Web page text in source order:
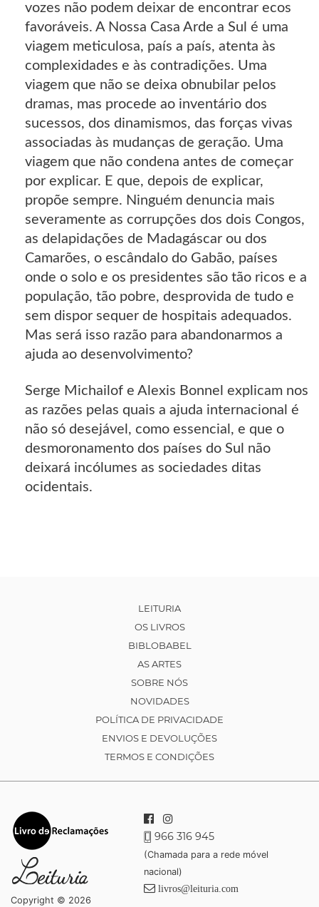
vozes não podem deixar de encontrar ecos
favoráveis. A Nossa Casa Arde a Sul é uma
viagem meticulosa, país a país, atenta às
complexidades e às contradições. Uma
viagem que não se deixa obnubilar pelos
dramas, mas procede ao inventário dos
sucessos, dos dinamismos, das forças vivas
associadas às mudanças de geração. Uma
viagem que não condena antes de começar
por explicar. E que, depois de explicar,
propõe sempre. Ninguém denuncia mais
severamente as corrupções dos dois Congos,
as delapidações de Madagáscar ou dos
Camarões, o escândalo do Gabão, países
onde o solo e os presidentes são tão ricos e a
população, tão pobre, desprovida de tudo e
sem dispor sequer de hospitais adequados.
Mas será isso razão para abandonarmos a
ajuda ao desenvolvimento?
Serge Michailof e Alexis Bonnel explicam nos
as razões pelas quais a ajuda internacional é
não só desejável, como essencial, e que o
desmoronamento dos países do Sul não
deixará incólumes as sociedades ditas
ocidentais.
LEITURIA
OS LIVROS
BIBLOBABEL
AS ARTES
SOBRE NÓS
NOVIDADES
POLÍTICA DE PRIVACIDADE
ENVIOS E DEVOLUÇÕES
TERMOS E CONDIÇÕES
Copyright © 2026
966 316 945
(Chamada para a rede móvel
nacional)
livros@leituria.com